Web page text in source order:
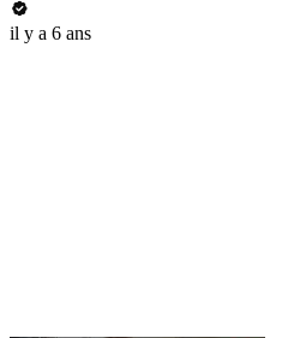
il y a 6 ans